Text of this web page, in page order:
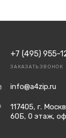
+7 (495) 955-
ЗАКАЗАТЬ ЗВОНОК
info@a4zip.ru
117405, г.
60Б, 0 этаж,